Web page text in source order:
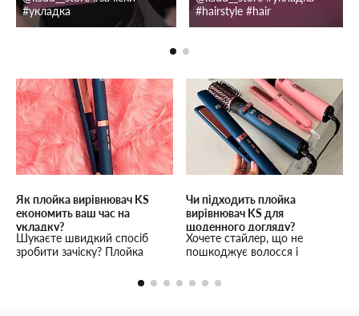
#укладка
#hairstyle #hair
Як плойка вирівнювач KS
економить ваш час на
укладку?
Шукаєте швидкий спосіб
зробити зачіску? Плойка
30 секунд, що дозволяє
Чи підходить плойка
вирівнювач KS для
щоденного догляду?
Хочете стайлер, що не
пошкоджує волосся і
вирівнювач KS з